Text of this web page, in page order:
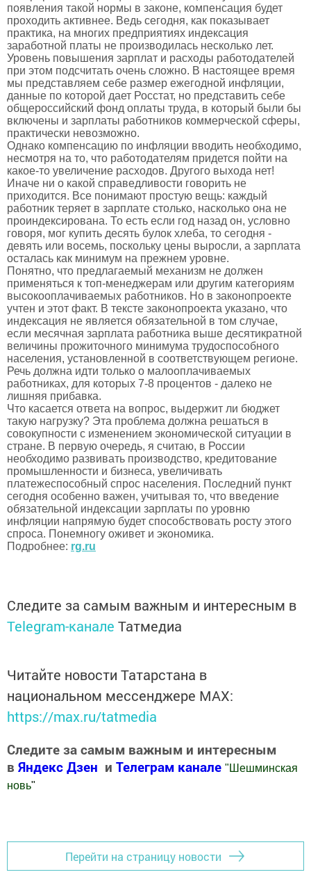
появления такой нормы в законе, компенсация будет
проходить активнее. Ведь сегодня, как показывает
практика, на многих предприятиях индексация
заработной платы не производилась несколько лет.
Уровень повышения зарплат и расходы работодателей
при этом подсчитать очень сложно. В настоящее время
мы представляем себе размер ежегодной инфляции,
данные по которой дает Росстат, но представить себе
общероссийский фонд оплаты труда, в который были бы
включены и зарплаты работников коммерческой сферы,
практически невозможно.
Однако компенсацию по инфляции вводить необходимо,
несмотря на то, что работодателям придется пойти на
какое-то увеличение расходов. Другого выхода нет!
Иначе ни о какой справедливости говорить не
приходится. Все понимают простую вещь: каждый
работник теряет в зарплате столько, насколько она не
проиндексирована. То есть если год назад он, условно
говоря, мог купить десять булок хлеба, то сегодня -
девять или восемь, поскольку цены выросли, а зарплата
осталась как минимум на прежнем уровне.
Понятно, что предлагаемый механизм не должен
применяться к топ-менеджерам или другим категориям
высокооплачиваемых работников. Но в законопроекте
учтен и этот факт. В тексте законопроекта указано, что
индексация не является обязательной в том случае,
если месячная зарплата работника выше десятикратной
величины прожиточного минимума трудоспособного
населения, установленной в соответствующем регионе.
Речь должна идти только о малооплачиваемых
работниках, для которых 7-8 процентов - далеко не
лишняя прибавка.
Что касается ответа на вопрос, выдержит ли бюджет
такую нагрузку? Эта проблема должна решаться в
совокупности с изменением экономической ситуации в
стране. В первую очередь, я считаю, в России
необходимо развивать производство, кредитование
промышленности и бизнеса, увеличивать
платежеспособный спрос населения. Последний пункт
сегодня особенно важен, учитывая то, что введение
обязательной индексации зарплаты по уровню
инфляции напрямую будет способствовать росту этого
спроса. Понемногу оживет и экономика.
Подробнее: rg.ru
Следите за самым важным и интересным в
Telegram-канале Татмедиа
Читайте новости Татарстана в
национальном мессенджере MАХ:
https://max.ru/tatmedia
Следите за самым важным и интересным
в Яндекс Дзен и Телеграм канале "Шешминская
новь"
Перейти на страницу новости